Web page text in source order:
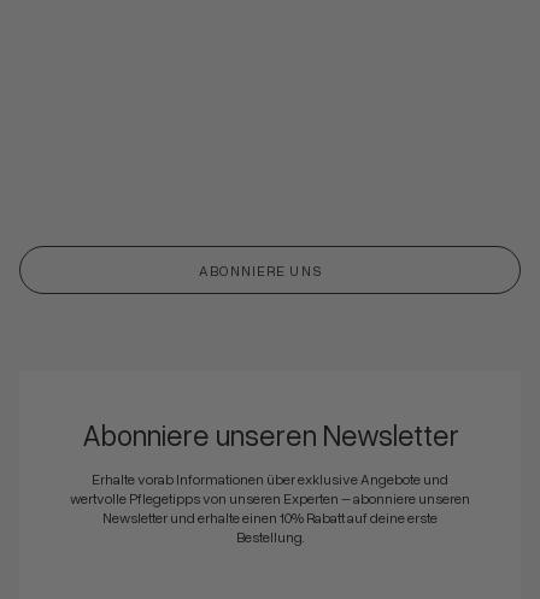
ABONNIERE UNS
Abonniere unseren Newsletter
Erhalte vorab Informationen über exklusive Angebote und
wertvolle Pflegetipps von unseren Experten – abonniere unseren
Newsletter und erhalte einen 10% Rabatt auf deine erste
Bestellung.